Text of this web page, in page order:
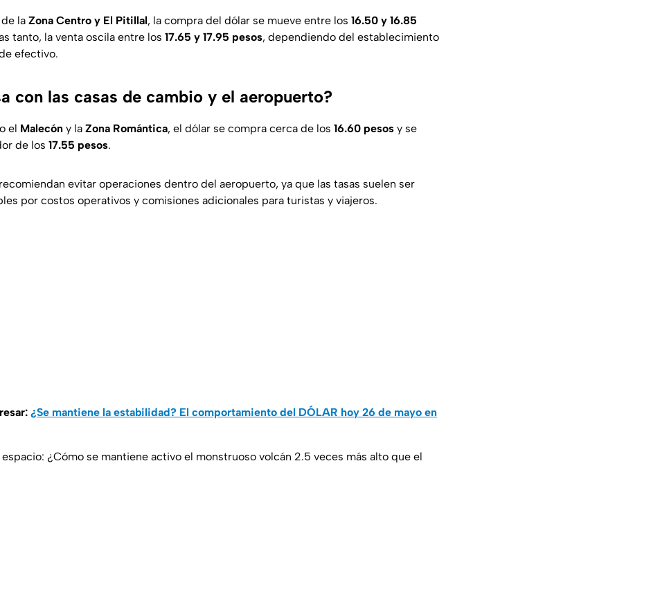
la Zona Centro y El Pitillal, la compra del dólar se mueve entre los 16.50 y 16.85
tanto, la venta oscila entre los 17.65 y 17.95 pesos, dependiendo del establecimiento
efectivo.
con las casas de cambio y el aeropuerto?
el Malecón y la Zona Romántica, el dólar se compra cerca de los 16.60 pesos y se
de los 17.55 pesos.
evitar operaciones dentro del aeropuerto, ya que las tasas suelen ser
por costos operativos y comisiones adicionales para turistas y viajeros.
¿Se mantiene la estabilidad? El comportamiento del DÓLAR hoy 26 de mayo en
¿Cómo se mantiene activo el monstruoso volcán 2.5 veces más alto que el